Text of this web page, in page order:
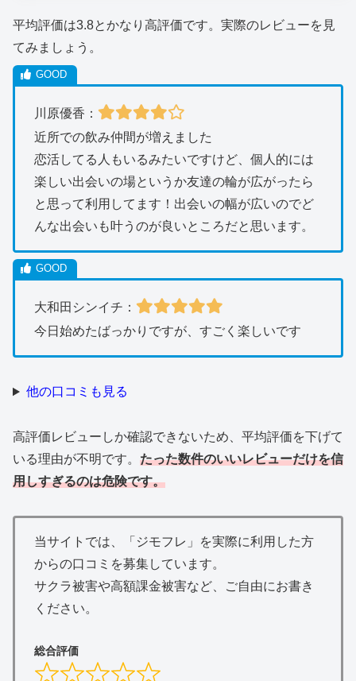
平均評価は3.8とかなり高評価です。実際のレビューを見
てみましょう。
川原優香：
近所での飲み仲間が増えました
恋活してる人もいるみたいですけど、個人的には
楽しい出会いの場というか友達の輪が広がったら
と思って利用してます！出会いの幅が広いのでど
んな出会いも叶うのが良いところだと思います。
大和田シンイチ：
今日始めたばっかりですが、すごく楽しいです
他の口コミも見る
高評価レビューしか確認できないため、平均評価を下げて
いる理由が不明です。 たった数件のいいレビューだけを信
用しすぎるのは危険です。
当サイトでは、「ジモフレ」を実際に利用した方
からの口コミを募集しています。
サクラ被害や高額課金被害など、ご自由にお書き
ください。
総合評価